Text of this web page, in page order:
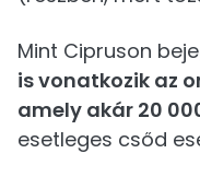
Mint Cipruson
is vonatkozik az
amely akár 20
esetleges csőd